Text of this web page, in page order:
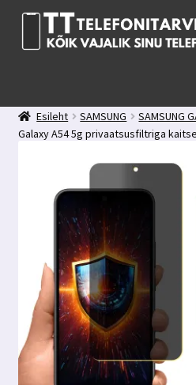
Liigu
navigeerimisele
Liigu
juurde
Minu konto
Tagasiside
Esileht SAMSUNG SAMSUNG
Galaxy A54 5g privaatsusfiltriga